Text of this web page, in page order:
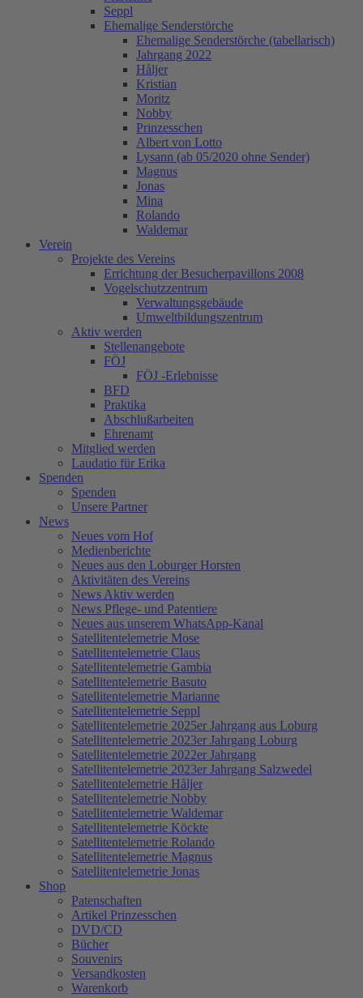
Seppl
Ehemalige Senderstörche
Ehemalige Senderstörche (tabellarisch)
Jahrgang 2022
Håljer
Kristian
Moritz
Nobby
Prinzesschen
Albert von Lotto
Lysann (ab 05/2020 ohne Sender)
Magnus
Jonas
Mina
Rolando
Waldemar
Verein
Projekte des Vereins
Errichtung der Besucherpavillons 2008
Vogelschutzzentrum
Verwaltungsgebäude
Umweltbildungszentrum
Aktiv werden
Stellenangebote
FÖJ
FÖJ -Erlebnisse
BFD
Praktika
Abschlußarbeiten
Ehrenamt
Mitglied werden
Laudatio für Erika
Spenden
Spenden
Unsere Partner
News
Neues vom Hof
Medienberichte
Neues aus den Loburger Horsten
Aktivitäten des Vereins
News Aktiv werden
News Pflege- und Patentiere
Neues aus unserem WhatsApp-Kanal
Satellitentelemetrie Mose
Satellitentelemetrie Claus
Satellitentelemetrie Gambia
Satellitentelemetrie Basuto
Satellitentelemetrie Marianne
Satellitentelemetrie Seppl
Satellitentelemetrie 2025er Jahrgang aus Loburg
Satellitentelemetrie 2023er Jahrgang Loburg
Satellitentelemetrie 2022er Jahrgang
Satellitentelemetrie 2023er Jahrgang Salzwedel
Satellitentelemetrie Håljer
Satellitentelemetrie Nobby
Satellitentelemetrie Waldemar
Satellitentelemetrie Köckte
Satellitentelemetrie Rolando
Satellitentelemetrie Magnus
Satellitentelemetrie Jonas
Shop
Patenschaften
Artikel Prinzesschen
DVD/CD
Bücher
Souvenirs
Versandkosten
Warenkorb